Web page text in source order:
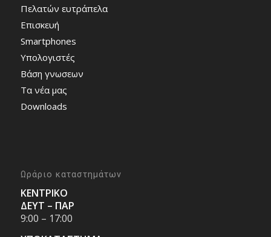
Πελατών ευτράπελα
Επισκευή
Smartphones
Υπολογιστές
Bάση γνωσεων
Τα νέα μας
Downloads
Ωράριο καταστημάτων
ΚΕΝΤΡΙΚΟ
ΔΕΥΤ – ΠΑΡ
9:00 – 17:00